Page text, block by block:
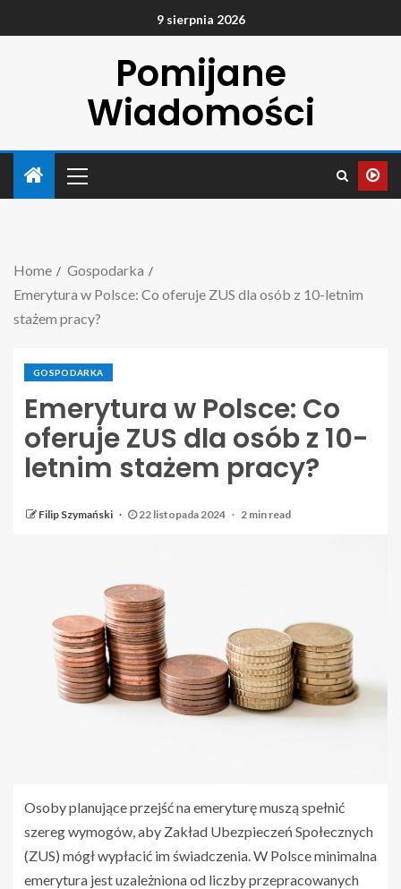
9 sierpnia 2026
Pomijane
Wiadomości
Home
Gospodarka
Emerytura w Polsce: Co oferuje ZUS dla osób z 10-letnim
stażem pracy?
GOSPODARKA
Emerytura w Polsce: Co
oferuje ZUS dla osób z 10-
letnim stażem pracy?
Filip Szymański 22 listopada 2024 2 min read
Osoby planujące przejść na emeryturę muszą spełnić
szereg wymogów, aby Zakład Ubezpieczeń Społecznych
(ZUS) mógł wypłacić im świadczenia. W Polsce minimalna
emerytura jest uzależniona od liczby przepracowanych